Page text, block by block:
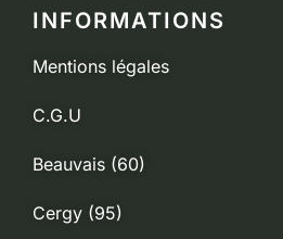
INFORMATIONS
Mentions légales
C.G.U
Beauvais (60)
Cergy (95)